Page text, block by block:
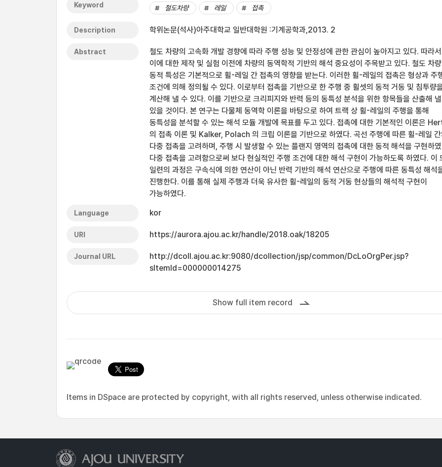
Keyword 철도차량 레일 접촉
Description 학위논문(석사)아주대학교 일반대학원 :기계공학과,2013. 2
Abstract
철도 차량의 고속화 개발 경향에 따라 주행 성능 및 안정성에 관한 관심이 높아지고 있다. 따라서
이에 대한 제작 및 실험 이전에 차량의 동역학적 기반의 해석 중요성이 주목받고 있다. 철도 차량
동적 특성은 기본적으로 휠-레일 간 접촉의 영향을 받는다. 이러한 휠-레일의 접촉은 형상과 주
조건에 의해 정의될 수 있다. 이로부터 접촉을 기반으로 한 주행 중 휠셋의 동적 거동 및 침투량
계산해 낼 수 있다. 이를 기반으로 크리피지와 반력 등의 동특성 분석을 위한 항목들을 산출해
있을 것이다. 본 연구는 다물체 동역학 이론을 바탕으로 하여 트랙 상 휠-레일의 주행을 통해
동특성을 분석할 수 있는 해석 모듈 개발에 목표를 두고 있다. 접촉에 대한 기본적인 이론은
의 접촉 이론 및 Kalker, Polach 의 크립 이론을 기반으로 하였다. 곡선 주행에 따른 휠-레일 간
다중 접촉을 고려하며, 주행 시 발생할 수 있는 플랜지 영역의 접촉에 대한 동적 해석을 구현하
다중 접촉을 고려함으로써 보다 현실적인 주행 조건에 대한 해석 구현이 가능하도록 하였다. 이
일련의 과정은 구속식에 의한 연산이 아닌 반력 기반의 해석 연산으로 주행에 따른 동특성 해석
진행한다. 이를 통해 실제 주행과 더욱 유사한 휠-레일의 동적 거동 현상들의 해석적 구현이
가능하였다.
Language kor
URI https://aurora.ajou.ac.kr/handle/2018.oak/18205
Journal URL
http://dcoll.ajou.ac.kr:9080/dcollection/jsp/common/DcLoOrgPer.jsp?
sItemId=000000014275
Show full item record
Items in DSpace are protected by copyright, with all rights reserved, unless otherwise indicated.